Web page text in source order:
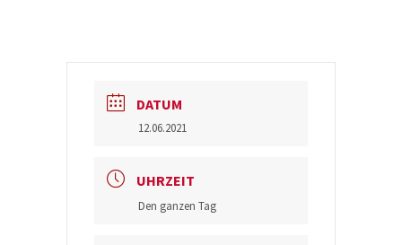
DATUM
12.06.2021
UHRZEIT
Den ganzen Tag